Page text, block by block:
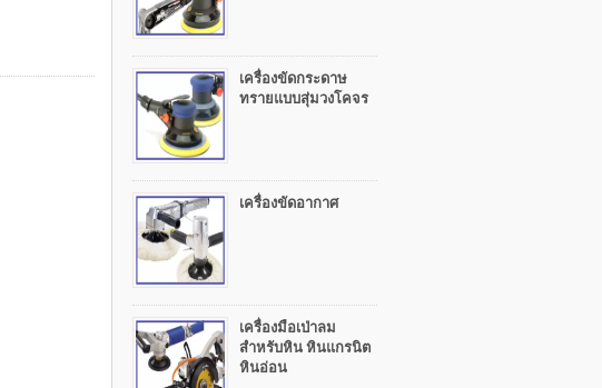
เครื่องขัดกระดาษ
ทรายแบบสุ่มวงโคจร
เครื่องขัดอากาศ
เครื่องมือเป่าลม
สำหรับหิน หินแกรนิต
หินอ่อน